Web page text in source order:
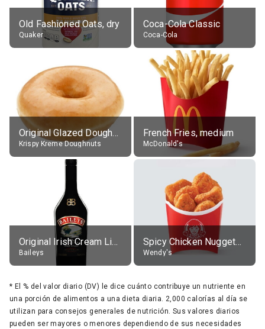
Old Fashioned Oats, dry
Quaker
Coca-Cola Classic
Coca-Cola
Original Glazed Doughnut
Krispy Kreme Doughnuts
French Fries, medium
McDonald's
Original Irish Cream Liqueur (17% alc.)
Baileys
Spicy Chicken Nuggets, without sauce
Wendy's
* El % del valor diario (DV) le dice cuánto contribuye un nutriente en
una porción de alimentos a una dieta diaria. 2,000 calorías al día se
utilizan para consejos generales de nutrición. Sus valores diarios
pueden ser mayores o menores dependiendo de sus necesidades